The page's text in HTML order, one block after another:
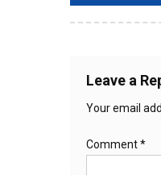
Leave a
Your email
Comment*